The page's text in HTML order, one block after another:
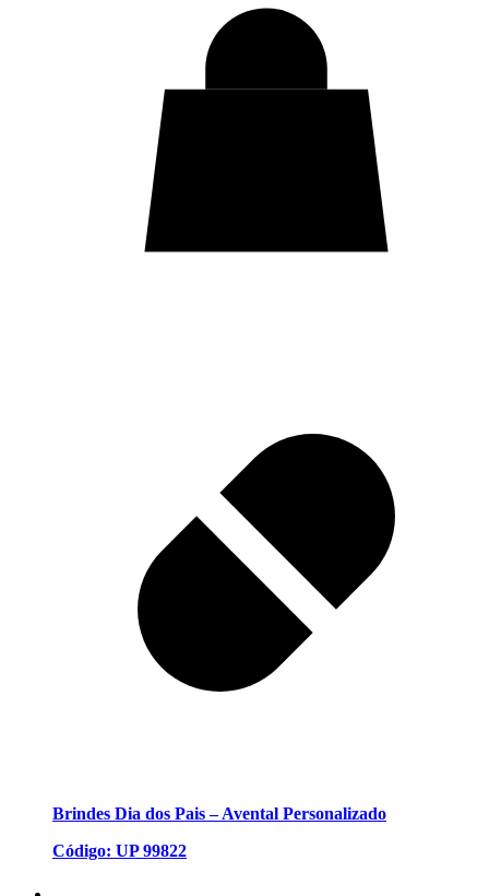
Brindes Dia dos Pais – Avental Personalizado
Código: UP 99822